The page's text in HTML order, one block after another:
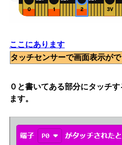
ここにあります
タッチセンサーで画面表示が
０と書いてある部分にタッチ
ます。